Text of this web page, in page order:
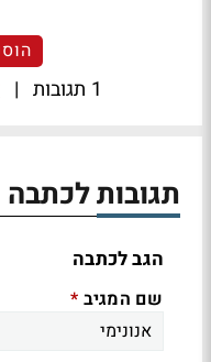
1 תגובות |
תגובות לכתבה
הגב לכתבה
שם המגיב *